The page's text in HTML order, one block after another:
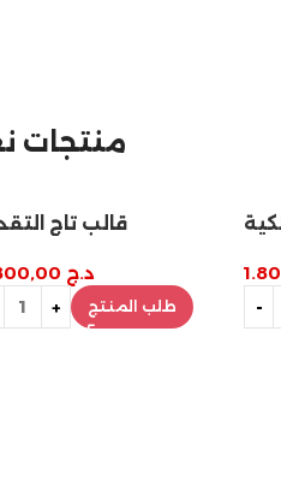
منتجات
طقم قالب صينية
د.ج
طلب